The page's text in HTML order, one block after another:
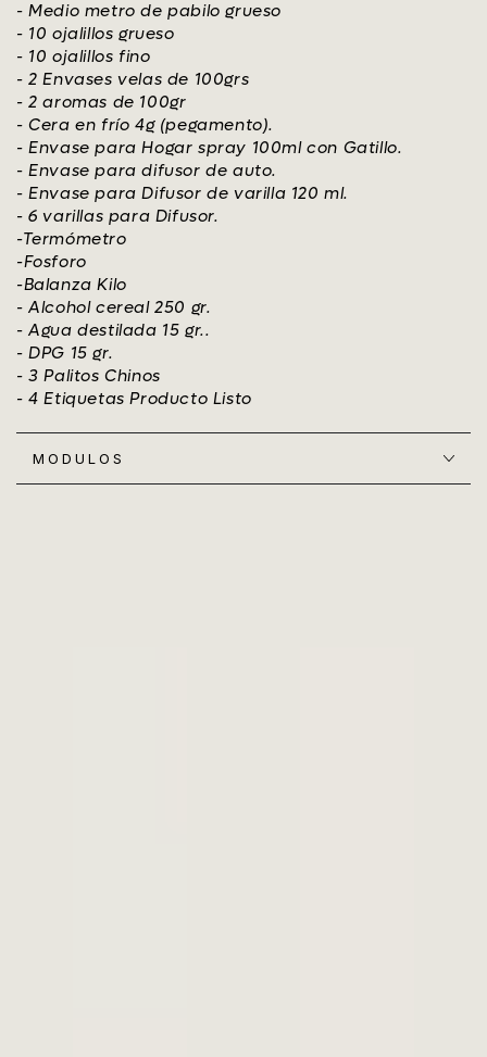
- Medio metro de pabilo grueso
- 10 ojalillos grueso
- 10 ojalillos fino
- 2 Envases velas de 100grs
- 2 aromas de 100gr
- Cera en frío 4g (pegamento).
- Envase para Hogar spray 100ml con Gatillo.
- Envase para difusor de auto.
- Envase para Difusor de varilla 120 ml.
- 6 varillas para Difusor.
-Termómetro
-Fosforo
-Balanza Kilo
- Alcohol cereal 250 gr.
- Agua destilada 15 gr..
- DPG 15 gr.
- 3 Palitos Chinos
- 4 Etiquetas Producto Listo
MODULOS